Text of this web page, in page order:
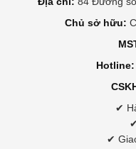
Chủ sở hữu:
Hotline:
✔
✔